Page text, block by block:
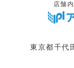
店舗
東京都千代